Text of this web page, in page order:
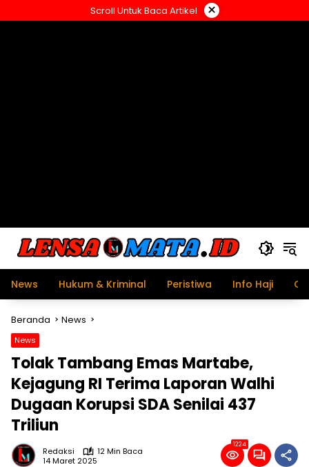
ke
Scroll Untuk Baca Artikel ×
News Hukum & Kriminal Peristiwa Info Haji
Beranda News
News
Tolak Tambang Emas Martabe,
Kejagung RI Terima Laporan Walhi
Dugaan Korupsi SDA Senilai 437
Triliun
Redaksi
12 Min Baca
14 Maret 2025
1224